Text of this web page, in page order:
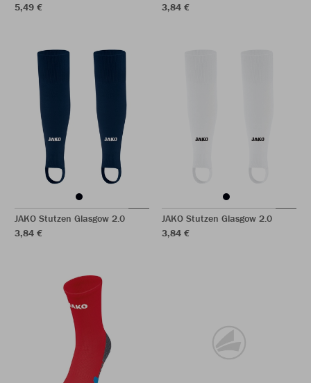
5,49 €
3,84 €
JAKO Stutzen Glasgow 2.0
3,84 €
JAKO Stutzen Glasgow 2.0
3,84 €